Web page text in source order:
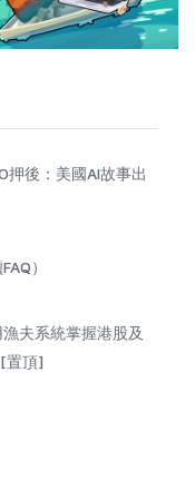
押後：美國AI故事出
）
夫系統掌握港股及
置頂]